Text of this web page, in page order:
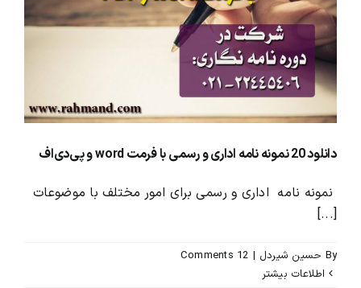
دانلود 20 نمونه نامه اداری و رسمی با فرمت word و پی‌دی‌اف
نمونه نامه اداری و رسمی برای امور مختلف با موضوعات
[...]
By حسین شیردل |
12 Comments
اطلاعات بیشتر